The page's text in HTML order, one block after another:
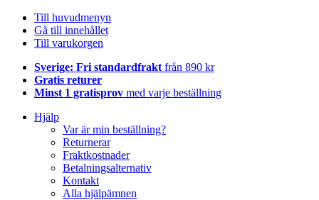
Till huvudmenyn
Gå till innehållet
Till varukorgen
Sverige: Fri standardfrakt från 890 kr
Gratis returer
Minst 1 gratisprov med varje beställning
Hjälp
Var är min beställning?
Returnerar
Fraktkostnader
Betalningsalternativ
Kontakt
Alla hjälpämnen